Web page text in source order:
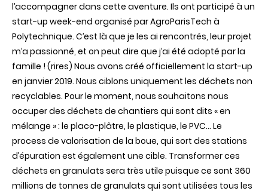
l’accompagner dans cette aventure. Ils ont participé à un
start-up week-end organisé par AgroParisTech à
Polytechnique. C’est là que je les ai rencontrés, leur projet
m’a passionné, et on peut dire que j’ai été adopté par la
famille ! (rires) Nous avons créé officiellement la start-up
en janvier 2019. Nous ciblons uniquement les déchets non
recyclables. Pour le moment, nous souhaitons nous
occuper des déchets de chantiers qui sont dits « en
mélange » : le placo-plâtre, le plastique, le PVC… Le
process de valorisation de la boue, qui sort des stations
d’épuration est également une cible. Transformer ces
déchets en granulats sera très utile puisque ce sont 360
millions de tonnes de granulats qui sont utilisées tous les